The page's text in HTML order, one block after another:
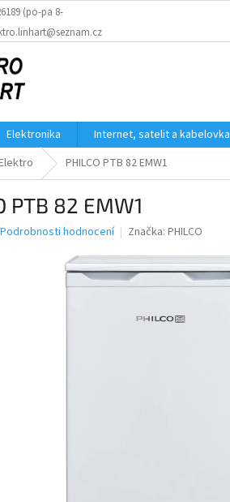
(po-pa 8-
Elektronika Internet, satelit a kabelovka
PHILCO PTB 82 EMW1
PTB 82 EMW1
Podrobnosti hodnocení Značka: PHILCO